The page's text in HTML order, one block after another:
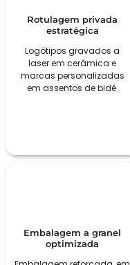
Rotulagem privada
estratégica
Logótipos gravados a
laser em cerâmica e
marcas personalizadas
em assentos de bidé.
Embalagem a granel
optimizada